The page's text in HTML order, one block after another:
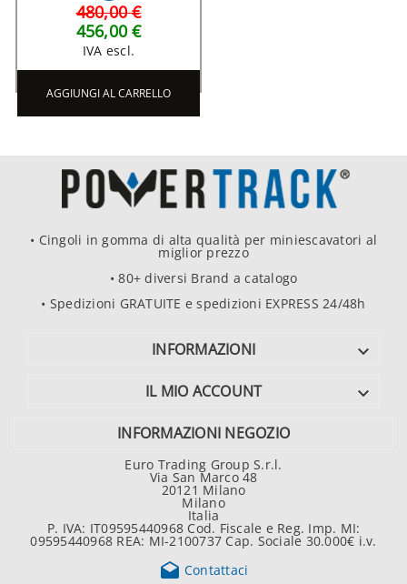
480,00 €
456,00 €
IVA escl.
AGGIUNGI AL CARRELLO
• Cingoli in gomma di alta qualità per miniescavatori al
miglior prezzo
• 80+ diversi Brand a catalogo
• Spedizioni GRATUITE e spedizioni EXPRESS 24/48h
INFORMAZIONI 
IL MIO ACCOUNT 
INFORMAZIONI NEGOZIO
Euro Trading Group S.r.l.
Via San Marco 48
20121 Milano
Milano
Italia
P. IVA: IT09595440968 Cod. Fiscale e Reg. Imp. MI:
09595440968 REA: MI-2100737 Cap. Sociale 30.000€ i.v.
 Contattaci